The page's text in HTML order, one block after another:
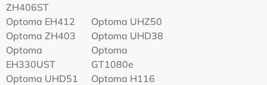
ZH406ST
Optoma EH412
Optoma UHZ50
Optoma ZH403
Optoma UHD38
Optoma
EH330UST
Optoma
GT1080e
Optoma UHD51
Optoma H116